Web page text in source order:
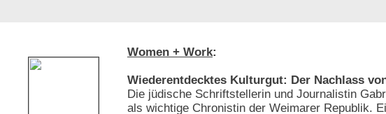
Women + Work:
Wiederentdecktes Kulturgut: Der Nachlass
Die jüdische Schriftstellerin und Journalistin
als wichtige Chronistin der Weimarer Republik.